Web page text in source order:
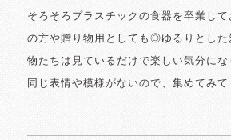
そろそろプラスチックの食器を卒業して
の方や贈り物用としても◎ゆるりとした
物たちは見ているだけで楽しい気分に
同じ表情や模様がないので、集めてみて